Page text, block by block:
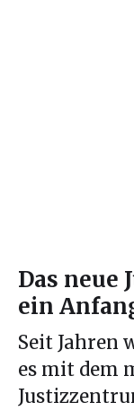
Das neue
ein
Seit Jahren
es mit dem